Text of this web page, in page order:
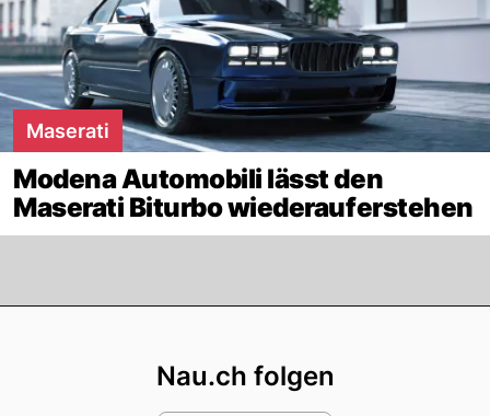
Maserati
Modena Automobili lässt den
Maserati Biturbo wiederauferstehen
Nau.ch folgen